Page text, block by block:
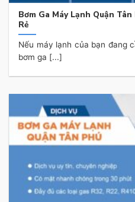
Bơm Ga Máy Lạnh Quận
Rẻ
Nếu máy lạnh của bạn đang
bơm ga [...]